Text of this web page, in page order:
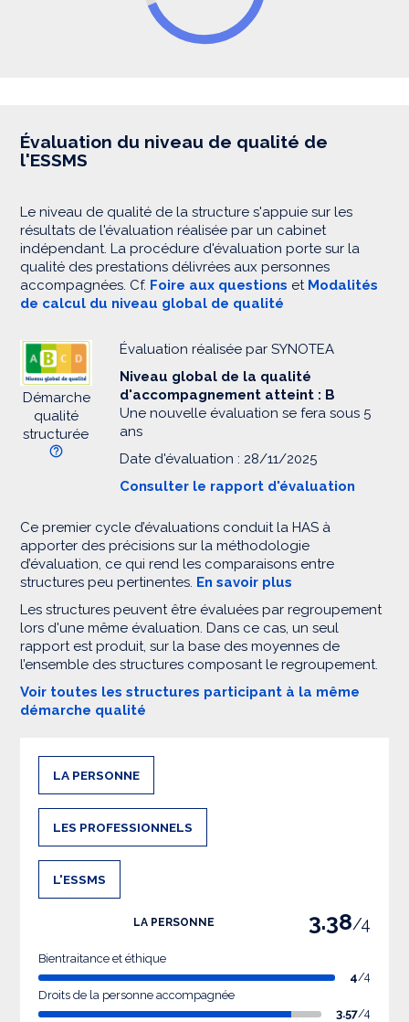
Évaluation du niveau de qualité de
l'ESSMS
Le niveau de qualité de la structure s'appuie sur les
résultats de l'évaluation réalisée par un cabinet
indépendant. La procédure d'évaluation porte sur la
qualité des prestations délivrées aux personnes
accompagnées. Cf. Foire aux questions et Modalités
de calcul du niveau global de qualité
Démarche
qualité
structurée
Évaluation réalisée par SYNOTEA
Niveau global de la qualité
d'accompagnement atteint : B
Une nouvelle évaluation se fera sous 5
ans
Date d'évaluation : 28/11/2025
Consulter le rapport d'évaluation
Ce premier cycle d’évaluations conduit la HAS à
apporter des précisions sur la méthodologie
d’évaluation, ce qui rend les comparaisons entre
structures peu pertinentes. En savoir plus
Les structures peuvent être évaluées par regroupement
lors d'une même évaluation. Dans ce cas, un seul
rapport est produit, sur la base des moyennes de
l’ensemble des structures composant le regroupement.
Voir toutes les structures participant à la même
démarche qualité
LA PERSONNE
LES PROFESSIONNELS
L'ESSMS
LA PERSONNE 3.38/4
Bientraitance et éthique
4/4
Droits de la personne accompagnée
3.57/4